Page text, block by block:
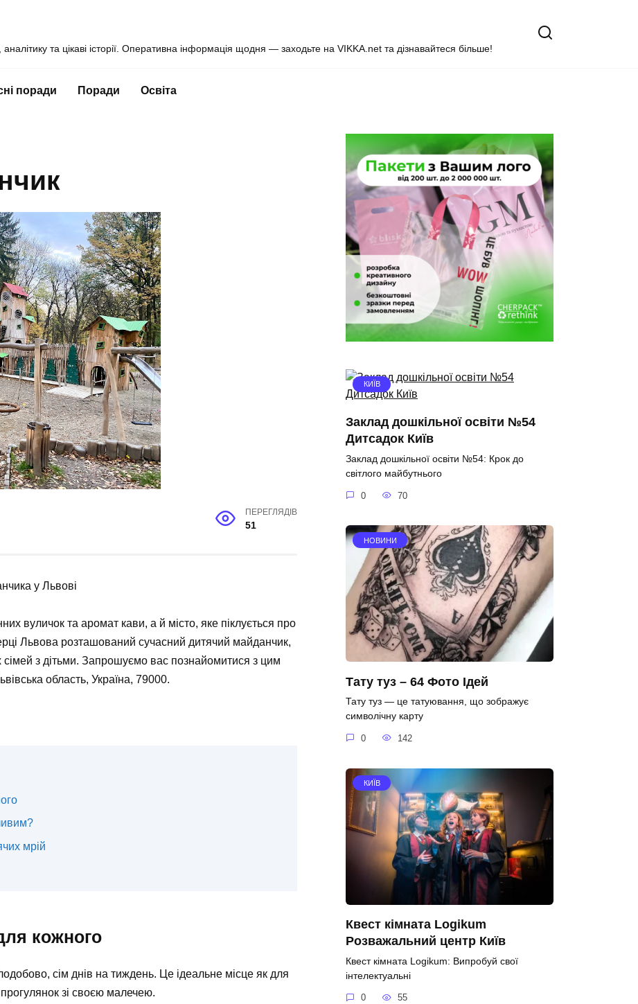
аналітику та цікаві історії. Оперативна інформація щодня — заходьте на VIKKA.net та дізнавайтеся більше!
поради Поради Освіта
ПЕРЕГЛЯДІВ
51
у Львові
вуличок та аромат кави, а й місто, яке піклується про
Львова розташований сучасний дитячий майданчик,
з дітьми. Запрошуємо вас познайомитися з цим
область, Україна, 79000.
мрій
кожного
сім днів на тиждень. Це ідеальне місце як для
прогулянок зі своєю малечею.
КИЇВ
Заклад дошкільної освіти №54
Дитсадок Київ
Заклад дошкільної освіти №54: Крок до
світлого майбутнього
0 70
НОВИНИ
Тату туз – 64 Фото Ідей
Тату туз — це татуювання, що зображує
символічну карту
0 142
КИЇВ
Квест кімната Logikum
Розважальний центр Київ
Квест кімната Logikum: Випробуй свої
інтелектуальні
0 55